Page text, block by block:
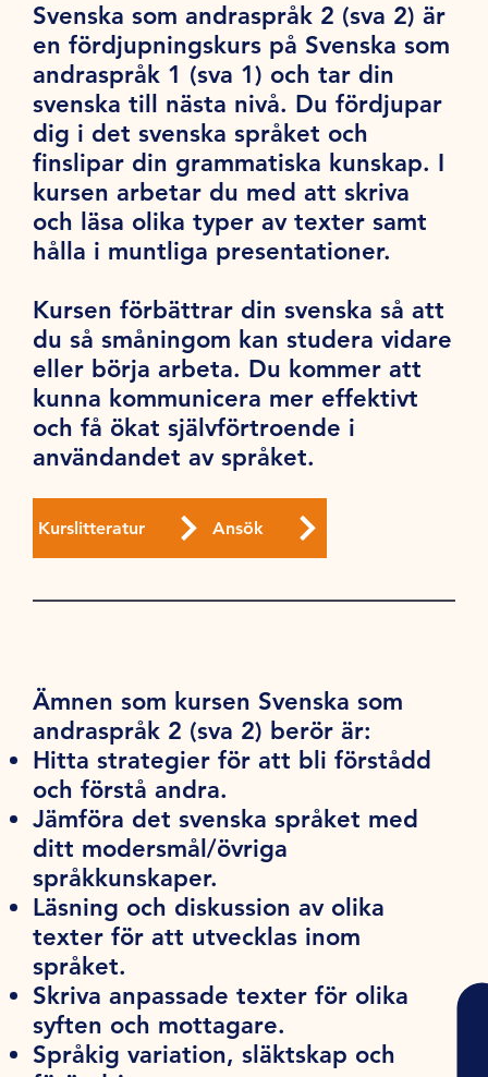
Svenska som andraspråk 2 (sva 2) är
en fördjupningskurs på Svenska som
andraspråk 1 (sva 1) och tar din
svenska till nästa nivå. Du fördjupar
dig i det svenska språket och
finslipar din grammatiska kunskap. I
kursen arbetar du med att skriva
och läsa olika typer av texter samt
hålla i muntliga presentationer.
Kursen förbättrar din svenska så att
du så småningom kan studera vidare
eller börja arbeta. Du kommer att
kunna kommunicera mer effektivt
och få ökat självförtroende i
användandet av språket.
Kurslitteratur Ansök
Ämnen som kursen Svenska som
andraspråk 2 (sva 2) berör är:
Hitta strategier för att bli förstådd
och förstå andra.
Jämföra det svenska språket med
ditt modersmål/övriga
språkkunskaper.
Läsning och diskussion av olika
texter för att utvecklas inom
språket.
Skriva anpassade texter för olika
syften och mottagare.
Språkig variation, släktskap och